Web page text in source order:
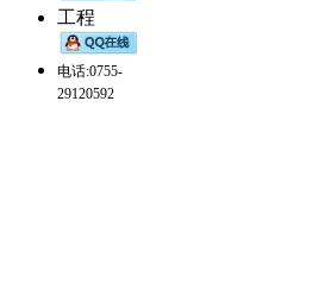
工程
电话:0755-
29120592